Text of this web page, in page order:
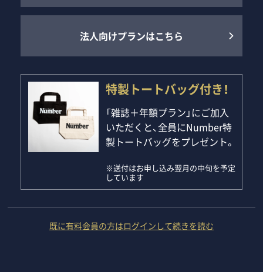
法人向けプランはこちら
特製トートバッグ付き！
「雑誌＋年額プラン」にご加入
いただくと、全員にNumber特
製トートバッグをプレゼント。
※送付はお申し込み翌月の中旬を予定
しています
既に有料会員の方はログインして続きを読む